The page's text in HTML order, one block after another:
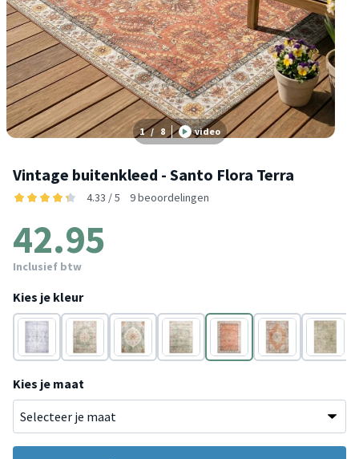
1 / 8 video
Vintage buitenkleed - Santo Flora Terra
4.33 / 5 9 beoordelingen
42.95
Inclusief btw
Kies je kleur
Wit Groen Groen Groen TerracottaTerracottaGroen
Kies je maat